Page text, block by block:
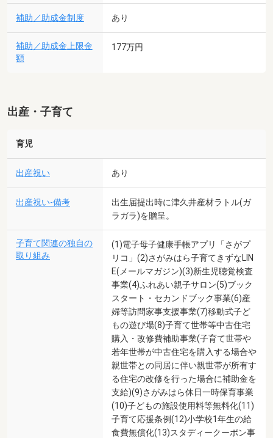
補助／助成金制度 あり
補助／助成金上限金
額
177万円
出産・子育て
育児
出産祝い あり
出産祝い-備考
出生届提出時に津久井産材ラトル(ガ
ラガラ)を贈呈。
子育て関連の独自の
取り組み
(1)電子母子健康手帳アプリ「さがプ
リコ」(2)さがみはら子育てきずなLIN
E(メールマガジン)(3)新生児聴覚検査
事業(4)ふれあい親子サロン(5)ブック
スタート・セカンドブック事業(6)産
婦等訪問家事支援事業(7)移動式子ど
もの遊び場(8)子育て世帯等中古住宅
購入・改修費補助事業(子育て世帯や
若年世帯が中古住宅を購入する場合や
親世帯との同居に伴い親世帯が所有す
る住宅の改修を行った場合に補助金を
支給)(9)さがみはら休日一時保育事業
(10)子どもの施設使用料等無料化(11)
子育て応援条例(12)小学校1年生の給
食費無償化(13)スタディークーポン事